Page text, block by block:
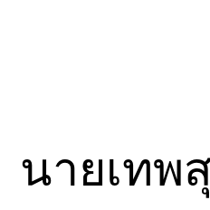
นายเทพ